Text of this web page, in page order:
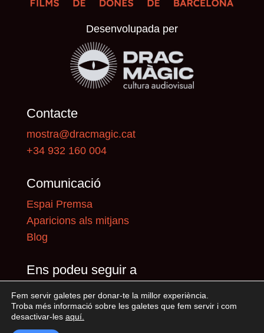
Desenvolupada per
Contacte
mostra@dracmagic.cat
+34 932 160 004
Comunicació
Espai Premsa
Aparicions als mitjans
Blog
Ens podeu seguir a
Fem servir galetes per donar-te la millor experiència.
Troba més informació sobre les galetes que fem servir i com
desactivar-les aquí